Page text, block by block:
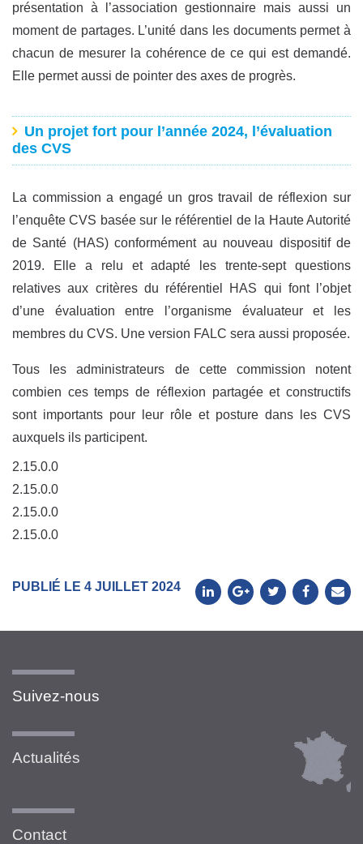
présentation à l’association gestionnaire mais aussi un
moment de partages. L’unité dans les documents permet à
chacun de mesurer la cohérence de ce qui est demandé.
Elle permet aussi de pointer des axes de progrès.
Un projet fort pour l’année 2024, l’évaluation
des CVS
La commission a engagé un gros travail de réflexion sur
l’enquête CVS basée sur le référentiel de la Haute Autorité
de Santé (HAS) conformément au nouveau dispositif de
2019. Elle a relu et adapté les trente-sept questions
relatives aux critères du référentiel HAS qui font l’objet
d’une évaluation entre l’organisme évaluateur et les
membres du CVS. Une version FALC sera aussi proposée.
Tous les administrateurs de cette commission notent
combien ces temps de réflexion partagée et constructifs
sont importants pour leur rôle et posture dans les CVS
auxquels ils participent.
2.15.0.0
2.15.0.0
2.15.0.0
2.15.0.0
PUBLIÉ LE 4 JUILLET 2024
Suivez-nous
Actualités
Contact